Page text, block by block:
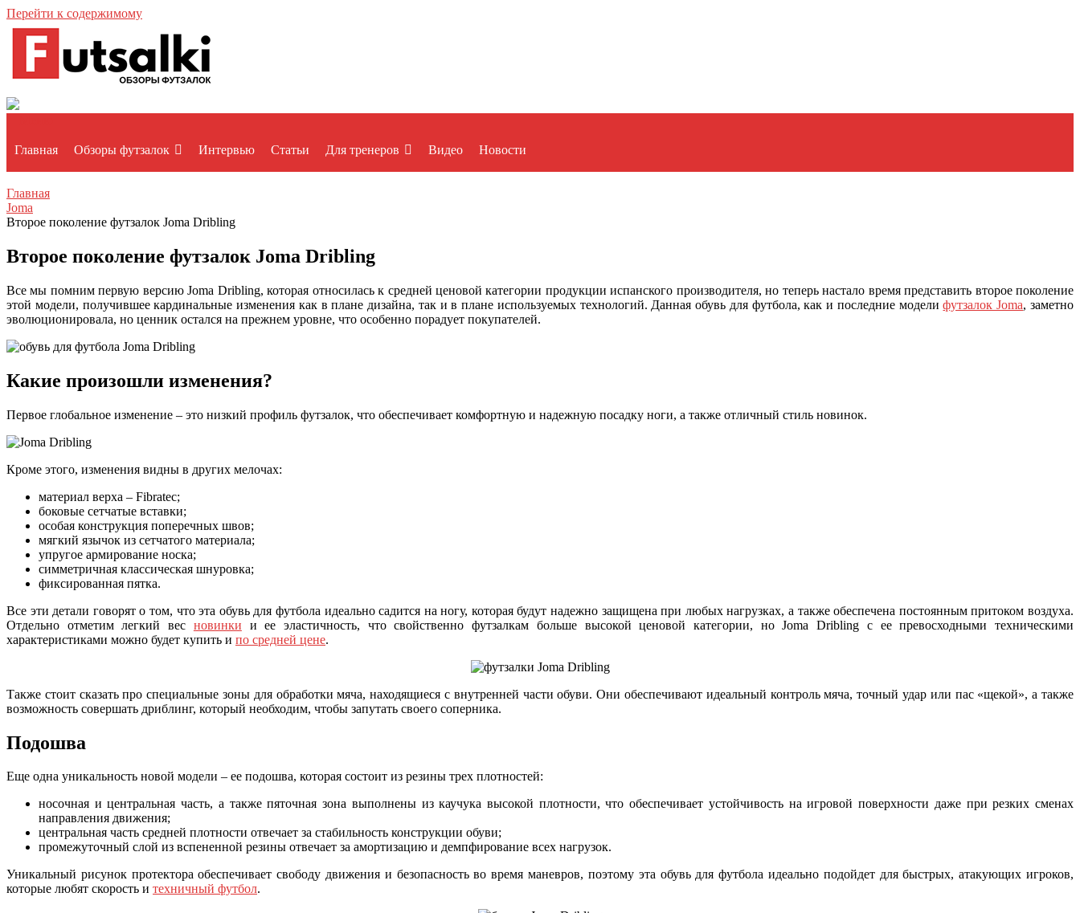
Перейти к содержимому
Главная Обзоры футзалок Интервью Статьи Для тренеров Видео Новости
Главная
Joma
Второе поколение футзалок Joma Dribling
Второе поколение футзалок Joma Dribling
Все мы помним первую версию Joma Dribling, которая относилась к средней ценовой категории продукции испанского производителя, но теперь настало время представить второе поколение
этой модели, получившее кардинальные изменения как в плане дизайна, так и в плане используемых технологий. Данная обувь для футбола, как и последние моделифутзалок Joma, заметно
эволюционировала, но ценник остался на прежнем уровне, что особенно порадует покупателей.
Какие произошли изменения?
Первое глобальное изменение – это низкий профиль футзалок, что обеспечивает комфортную и надежную посадку ноги, а также отличный стиль новинок.
Кроме этого, изменения видны в других мелочах:
материал верха – Fibratec;
боковые сетчатые вставки;
особая конструкция поперечных швов;
мягкий язычок из сетчатого материала;
упругое армирование носка;
симметричная классическая шнуровка;
фиксированная пятка.
Все эти детали говорят о том, что эта обувь для футбола идеально садится на ногу, которая будут надежно защищена при любых нагрузках, а также обеспечена постоянным притоком воздуха.
Отдельно отметим легкий вес новинки и ее эластичность, что свойственно футзалкам больше высокой ценовой категории, но Joma Dribling с ее превосходными техническими
характеристиками можно будет купить и по средней цене.
Также стоит сказать про специальные зоны для обработки мяча, находящиеся с внутренней части обуви. Они обеспечивают идеальный контроль мяча, точный удар или пас «щекой», а также
возможность совершать дриблинг, который необходим, чтобы запутать своего соперника.
Подошва
Еще одна уникальность новой модели – ее подошва, которая состоит из резины трех плотностей:
носочная и центральная часть, а также пяточная зона выполнены из каучука высокой плотности, что обеспечивает устойчивость на игровой поверхности даже при резких сменах
направления движения;
центральная часть средней плотности отвечает за стабильность конструкции обуви;
промежуточный слой из вспененной резины отвечает за амортизацию и демпфирование всех нагрузок.
Уникальный рисунок протектора обеспечивает свободу движения и безопасность во время маневров, поэтому эта обувь для футбола идеально подойдет для быстрых, атакующих игроков,
которые любят скорость и техничный футбол.